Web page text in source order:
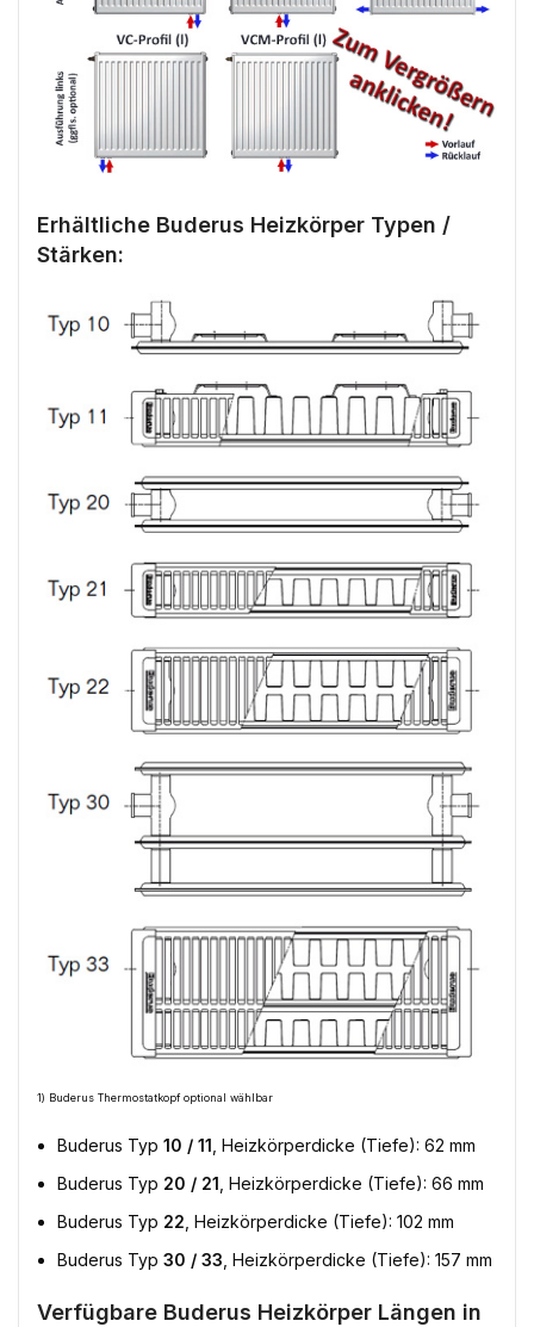
Erhältliche Buderus Heizkörper Typen /
Stärken:
1) Buderus Thermostatkopf optional wählbar
Buderus Typ 10 / 11 , Heizkörperdicke (Tiefe): 62 mm
Buderus Typ 20 / 21 , Heizkörperdicke (Tiefe): 66 mm
Buderus Typ 22 , Heizkörperdicke (Tiefe): 102 mm
Buderus Typ 30 / 33 , Heizkörperdicke (Tiefe): 157 mm
Verfügbare Buderus Heizkörper Längen in